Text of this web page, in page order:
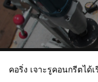
คอริ่ง เจาะรูคอนกรีตได้